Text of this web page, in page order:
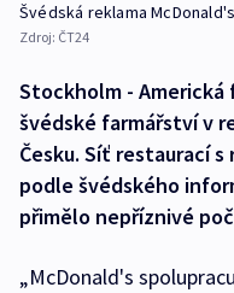
Švédská reklama
Zdroj: ČT24
Stockholm - Americká
švédské farmářství v
Česku. Síť restaurací
podle švédského
přimělo nepříznivé
„McDonald's